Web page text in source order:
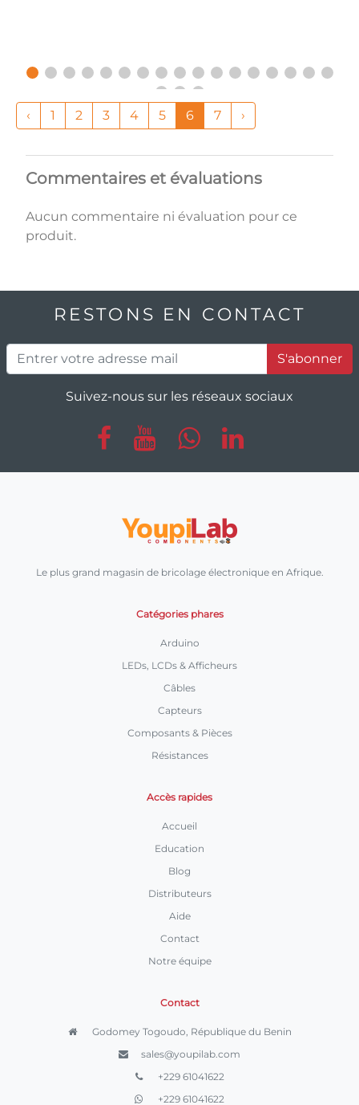
‹ 1 2 3 4 5 6 7 ›
Commentaires et évaluations
Aucun commentaire ni évaluation pour ce
produit.
RESTONS EN CONTACT
S'abonner
Suivez-nous sur les réseaux sociaux
Le plus grand magasin de bricolage électronique en Afrique.
Catégories phares
Arduino
LEDs, LCDs & Afficheurs
Câbles
Capteurs
Composants & Pièces
Résistances
Accès rapides
Accueil
Education
Blog
Distributeurs
Aide
Contact
Notre équipe
Contact
Godomey Togoudo, République du Benin
sales@youpilab.com
+229 61041622
+229 61041622